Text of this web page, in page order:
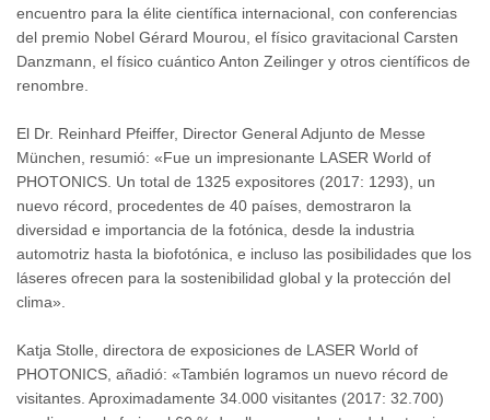
encuentro para la élite científica internacional, con conferencias
del premio Nobel Gérard Mourou, el físico gravitacional Carsten
Danzmann, el físico cuántico Anton Zeilinger y otros científicos de
renombre.
El Dr. Reinhard Pfeiffer, Director General Adjunto de Messe
München, resumió: «Fue un impresionante LASER World of
PHOTONICS. Un total de 1325 expositores (2017: 1293), un
nuevo récord, procedentes de 40 países, demostraron la
diversidad e importancia de la fotónica, desde la industria
automotriz hasta la biofotónica, e incluso las posibilidades que los
láseres ofrecen para la sostenibilidad global y la protección del
clima».
Katja Stolle, directora de exposiciones de LASER World of
PHOTONICS, añadió: «También logramos un nuevo récord de
visitantes. Aproximadamente 34.000 visitantes (2017: 32.700)